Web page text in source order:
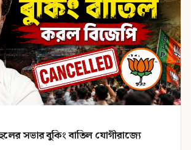
সভার বুকিং বাতিল যোগীরাজ্যে